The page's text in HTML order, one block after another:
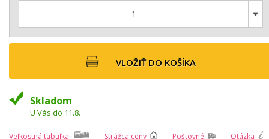
1
VLOŽIŤ DO KOŠÍKA
Skladom
U Vás do 11.8.
Veľkostná tabuľka Strážca ceny Poštovné Otázka